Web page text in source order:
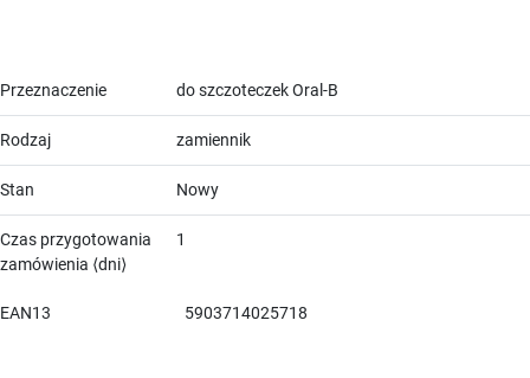
Przeznaczenie do szczoteczek Oral-B
Rodzaj zamiennik
Stan Nowy
Czas przygotowania
zamówienia ⟨dni⟩
1
EAN13 5903714025718